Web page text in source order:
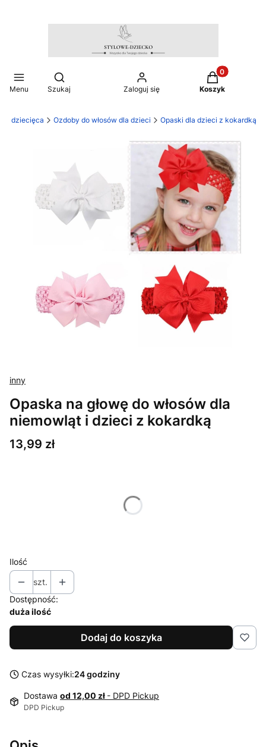
Menu
Otwórz wyszukiwarkę
Szukaj Zaloguj się
Produkty w
Koszyk
dziecięca Ozdoby do włosów dla dzieci Opaski dla dzieci z kokardką
inny
Opaska na głowę do włosów dla
niemowląt i dzieci z kokardką
Cena
13,99 zł
Poszczególne warianty mogą różnić się ceną
Ilość
szt.
Dostępność:
duża ilość
Dodaj do koszyka
Czas wysyłki:24 godziny
Dostawa od 12,00 zł - DPD Pickup
DPD Pickup